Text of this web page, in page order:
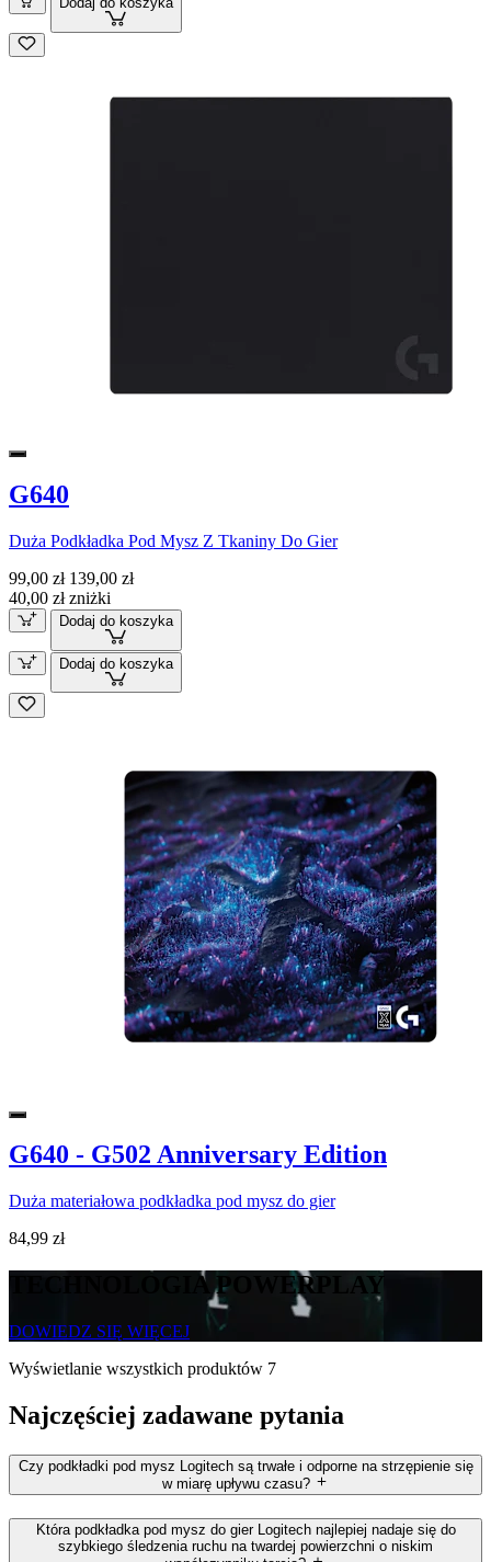
G640
Duża Podkładka Pod Mysz Z Tkaniny Do Gier
99,00 zł 139,00 zł
40,00 zł zniżki
Dodaj do koszyka
Dodaj do koszyka
G640 - G502 Anniversary Edition
Duża materiałowa podkładka pod mysz do gier
84,99 zł
TECHNOLOGIA POWERPLAY
DOWIEDZ SIĘ WIĘCEJ
Wyświetlanie wszystkich produktów 7
Najczęściej zadawane pytania
Czy podkładki pod mysz Logitech są trwałe i odporne na strzępienie się
w miarę upływu czasu?
Która podkładka pod mysz do gier Logitech najlepiej nadaje się do
szybkiego śledzenia ruchu na twardej powierzchni o niskim